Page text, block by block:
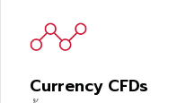
Currency CFDs